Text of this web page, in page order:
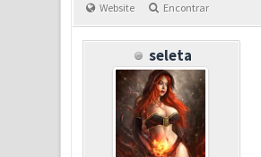
Website Encontrar
seleta